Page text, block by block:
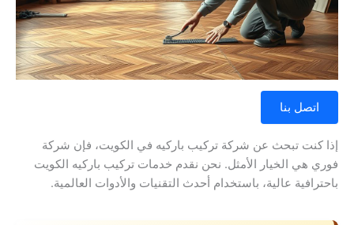
اتصل بنا
إذا كنت تبحث عن شركة تركيب باركيه في الكويت، فإن شركة
فوري هي الخيار الأمثل. نحن نقدم خدمات تركيب باركيه الكويت
باحترافية عالية، باستخدام أحدث التقنيات والأدوات العالمية.